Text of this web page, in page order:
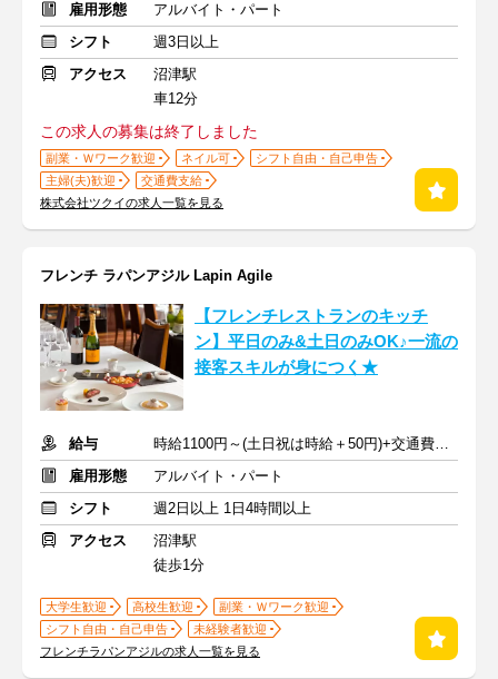
雇用形態
アルバイト・パート
シフト
週3日以上
アクセス
沼津駅
車12分
この求人の募集は終了しました
副業・Ｗワーク歓迎 ネイル可
シフト自由・自己申告
主婦(夫)歓迎
交通費支給
株式会社ツクイの求人一覧を見る
フレンチ ラパンアジル Lapin Agile
【フレンチレストランのキッチ
ン】平日のみ&土日のみOK♪一流の
接客スキルが身につく★
給与
時給1100円～(土日祝は時給＋50円)+交通費規定支給
雇用形態
アルバイト・パート
シフト
週2日以上 1日4時間以上
アクセス
沼津駅
徒歩1分
大学生歓迎 高校生歓迎
副業・Ｗワーク歓迎
シフト自由・自己申告
未経験者歓迎
フレンチラパンアジルの求人一覧を見る